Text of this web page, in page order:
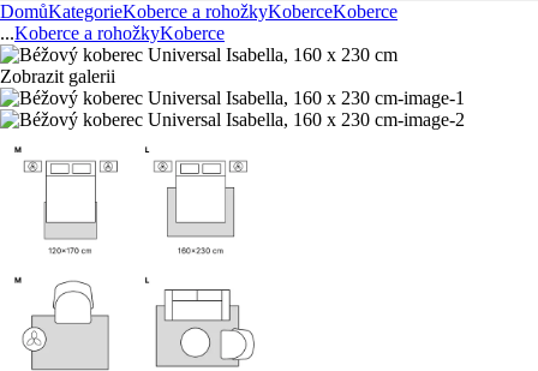
DomůKategorieKoberce a rohožkyKoberceKoberce
...Koberce a rohožkyKoberce
Zobrazit galerii